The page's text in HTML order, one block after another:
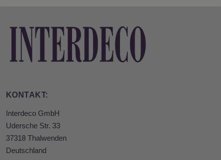
KONTAKT:
Interdeco GmbH
Udersche Str. 33
37318 Thalwenden
Deutschland